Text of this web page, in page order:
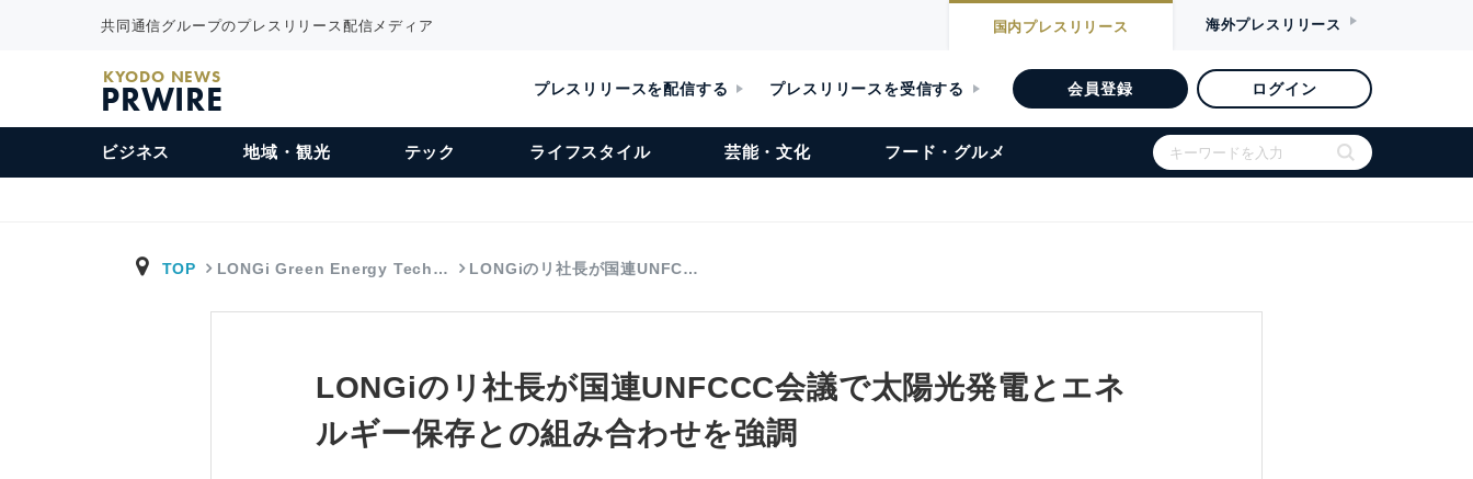
共同通信グループのプレスリリース配信メディア 国内プレスリリース 海外プレスリリース
KYODO NEWS
PRWIRE プレスリリースを配信する プレスリリースを受信する 会員登録 ログイン
ビジネス 地域・観光 テック ライフスタイル 芸能・文化 フード・グルメ
TOP LONGi Green Energy Tech… LONGiのリ社長が国連UNFC…
LONGiのリ社長が国連UNFCCC会議で太陽光発電とエネ
ルギー保存との組み合わせを強調